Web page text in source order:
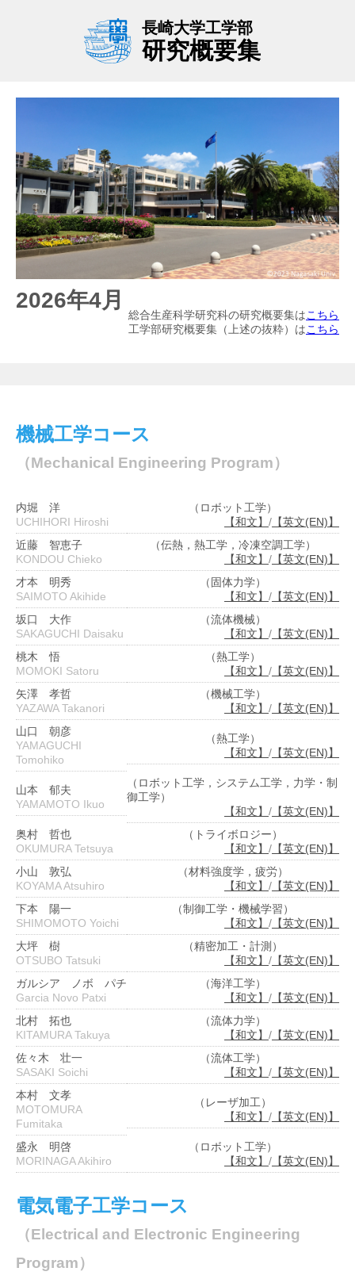
2026年4月
総合生産科学研究科の研究概要集はこちら
工学部研究概要集（上述の抜粋）はこちら
機械工学コース
（Mechanical Engineering Program）
内堀 洋
UCHIHORI Hiroshi
（ロボット工学）
【和文】 / 【英文(EN)】
近藤 智恵子
KONDOU Chieko
（伝熱，熱工学，冷凍空調工学）
【和文】 / 【英文(EN)】
才本 明秀
SAIMOTO Akihide
（固体力学）
【和文】 / 【英文(EN)】
坂口 大作
SAKAGUCHI Daisaku
（流体機械）
【和文】 / 【英文(EN)】
桃木 悟
MOMOKI Satoru
（熱工学）
【和文】 / 【英文(EN)】
矢澤 孝哲
YAZAWA Takanori
（機械工学）
【和文】 / 【英文(EN)】
山口 朝彦
YAMAGUCHI
Tomohiko
（熱工学）
【和文】 / 【英文(EN)】
山本 郁夫
YAMAMOTO Ikuo
（ロボット工学，システム工学，力学・制
御工学）
【和文】 / 【英文(EN)】
奥村 哲也
OKUMURA Tetsuya
（トライボロジー）
【和文】 / 【英文(EN)】
小山 敦弘
KOYAMA Atsuhiro
（材料強度学，疲労）
【和文】 / 【英文(EN)】
下本 陽一
SHIMOMOTO Yoichi
（制御工学・機械学習）
【和文】 / 【英文(EN)】
大坪 樹
OTSUBO Tatsuki
（精密加工・計測）
【和文】 / 【英文(EN)】
ガルシア ノボ パチ
Garcia Novo Patxi
（海洋工学）
【和文】 / 【英文(EN)】
北村 拓也
KITAMURA Takuya
（流体力学）
【和文】 / 【英文(EN)】
佐々木 壮一
SASAKI Soichi
（流体工学）
【和文】 / 【英文(EN)】
本村 文孝
MOTOMURA
Fumitaka
（レーザ加工）
【和文】 / 【英文(EN)】
盛永 明啓
MORINAGA Akihiro
（ロボット工学）
【和文】 / 【英文(EN)】
電気電子工学コース
（Electrical and Electronic Engineering
Program）